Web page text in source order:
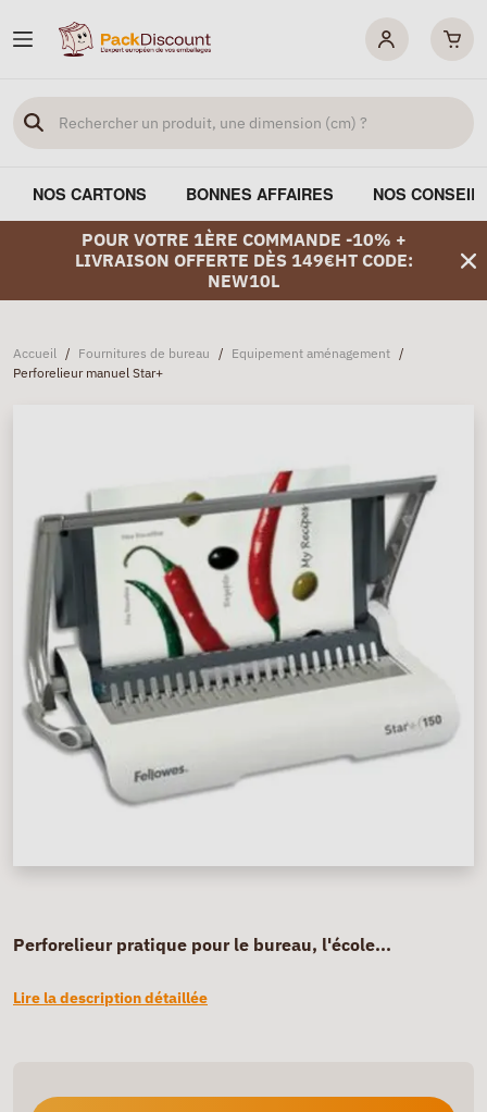
NOS CARTONS BONNES AFFAIRES NOS
POUR VOTRE 1ÈRE COMMANDE -10% +
LIVRAISON OFFERTE DÈS 149€HT CODE:
NEW10L
Accueil / Fournitures de bureau / Equipement aménagement /
Perforelieur manuel Star+
Perforelieur pratique pour le bureau, l'école...
Lire la description détaillée